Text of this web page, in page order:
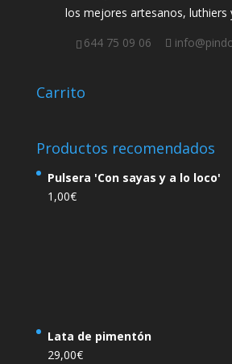
los mejores artesanos, luthiers
644 75 09 06
Carrito
Productos recomendados
Pulsera 'Con sayas y a lo loco'
1,00€
Lata de pimentón
29,00€